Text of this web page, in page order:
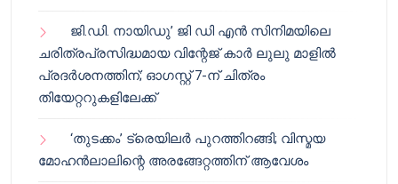
ജി.ഡി. നായിഡു’ ജി ഡി എൻ സിനിമയിലെ
ചരിത്രപ്രസിദ്ധമായ വിന്റേജ് കാർ ലുലു മാളിൽ
പ്രദർശനത്തിന്; ഓഗസ്റ്റ് 7-ന് ചിത്രം
തിയേറ്ററുകളിലേക്ക്
‘തുടക്കം’ ട്രെയിലർ പുറത്തിറങ്ങി; വിസ്മയ
മോഹൻലാലിന്റെ അരങ്ങേറ്റത്തിന് ആവേശം